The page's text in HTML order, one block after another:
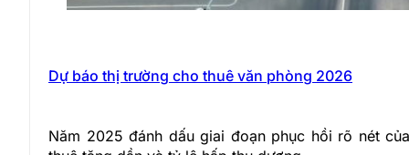
Dự báo thị trường cho thuê văn phòng 2026
Năm 2025 đánh dấu giai đoạn phục hồi rõ nét